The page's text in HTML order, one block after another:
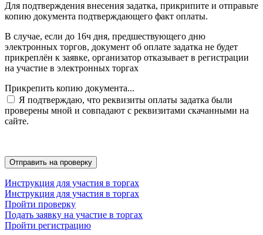
Для подтверждения внесения задатка, прикрипите и отправьте
копию документа подтверждающего факт оплаты.
В случае, если до 16ч дня, предшествующего дню
электронных торгов, документ об оплате задатка не будет
прикреплён к заявке, организатор отказывает в регистрации
на участие в электронных торгах
Прикрепить копию документа...
Я подтверждаю, что реквизиты оплаты задатка были
проверены мной и совпадают с реквизитами скачанными на
сайте.
Инструкция для участия в торгах
Инструкция для участия в торгах
Пройти проверку
Подать заявку на участие в торгах
Пройти регистрацию